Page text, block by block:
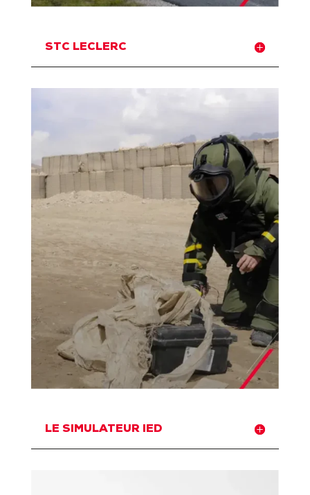
STC LECLERC
LE SIMULATEUR IED